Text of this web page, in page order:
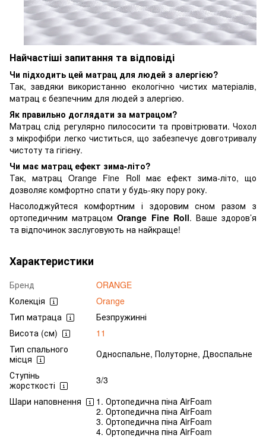
Найчастіші запитання та відповіді
Чи підходить цей матрац для людей з алергією?
Так, завдяки використанню екологічно чистих матеріалів,
матрац є безпечним для людей з алергією.
Як правильно доглядати за матрацом?
Матрац слід регулярно пилососити та провітрювати. Чохол
з мікрофібри легко чиститься, що забезпечує довготривалу
чистоту та гігієну.
Чи має матрац ефект зима-літо?
Так, матрац Orange Fine Roll має ефект зима-літо, що
дозволяє комфортно спати у будь-яку пору року.
Насолоджуйтеся комфортним і здоровим сном разом з
ортопедичним матрацомOrange Fine Roll. Ваше здоров’я
та відпочинок заслуговують на найкраще!
Характеристики
Бренд
ORANGE
Колекція
Orange
Тип матраца
Безпружинні
Висота (см)
11
Тип спального
місця
Односпальне, Полуторне, Двоспальне
Ступінь
жорсткості
3/3
Шари наповнення
1. Ортопедична піна AirFoam
2. Ортопедична піна AirFoam
3. Ортопедична піна AirFoam
4. Ортопедична піна AirFoam